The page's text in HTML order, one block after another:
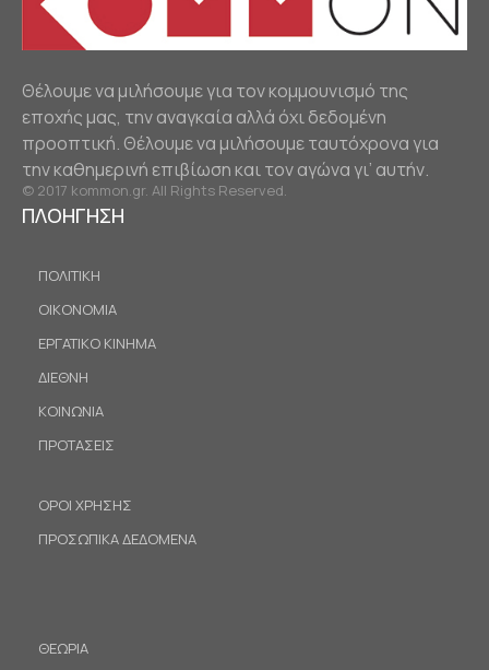
Θέλουμε να μιλήσουμε για τον κομμουνισμό της
εποχής μας, την αναγκαία αλλά όχι δεδομένη
προοπτική. Θέλουμε να μιλήσουμε ταυτόχρονα για
την καθημερινή επιβίωση και τον αγώνα γι’ αυτήν.
© 2017 kommon.gr. All Rights Reserved.
ΠΛΟΗΓΗΣΗ
ΠΟΛΙΤΙΚΗ
ΟΙΚΟΝΟΜΙΑ
ΕΡΓΑΤΙΚΟ ΚΙΝΗΜΑ
ΔΙΕΘΝΗ
ΚΟΙΝΩΝΙΑ
ΠΡΟΤΑΣΕΙΣ
ΟΡΟΙ ΧΡΗΣΗΣ
ΠΡΟΣΩΠΙΚΑ ΔΕΔΟΜΕΝΑ
ΘΕΩΡΙΑ